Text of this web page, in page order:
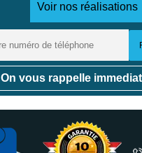
Voir nos réalisations
On vous rappelle